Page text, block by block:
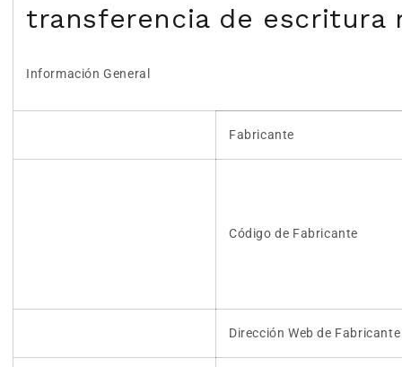
transferencia de escritura
Información General
Fabricante
Código de Fabricante
Dirección Web de Fabricante